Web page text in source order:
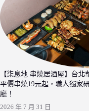
【柒息地 串燒居酒屋】台
平價串燒19元起，職人獨家
廳！
2026 年 7 月 31 日